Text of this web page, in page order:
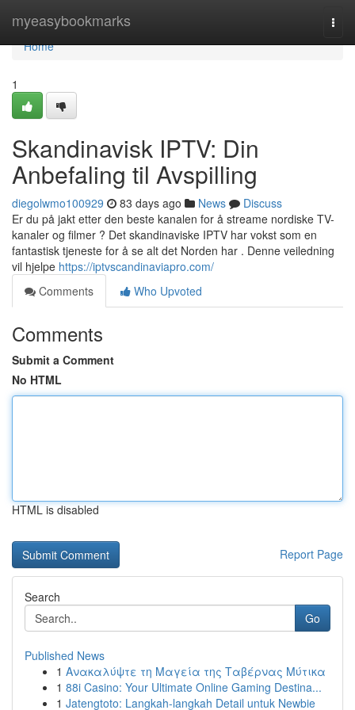
myeasybookmarks
Home
Home
1
Skandinavisk IPTV: Din
Anbefaling til Avspilling
diegolwmo100929 83 days ago News
Discuss
Er du på jakt etter den beste kanalen for å streame nordiske TV-
kanaler og filmer ? Det skandinaviske IPTV har vokst som en
fantastisk tjeneste for å se alt det Norden har . Denne veiledning
vil hjelpe https://iptvscandinaviapro.com/
Comments
Who Upvoted
Comments
Submit a Comment
No HTML
HTML is disabled
Report Page
Search
Go
Published News
1 Ανακαλύψτε τη Μαγεία της Ταβέρνας Μύτικα
1 88i Casino: Your Ultimate Online Gaming Destina...
1 Jatengtoto: Langkah-langkah Detail untuk Newbie